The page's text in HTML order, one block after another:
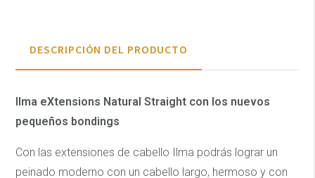
DESCRIPCIÓN DEL PRODUCTO
Ilma eXtensions Natural Straight con los nuevos
pequeños bondings
Con las extensiones de cabello Ilma podrás lograr un
peinado moderno con un cabello largo, hermoso y con